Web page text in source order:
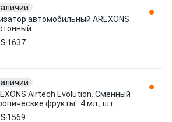
автомобильный AREXONS
1637
Airtech Evolution. Cменный
фрукты'. 4 мл., шт
1569